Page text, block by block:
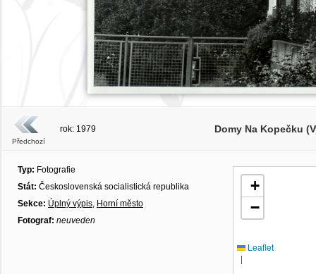
Předchozí
rok: 1979 Domy Na Kopečku
Typ: Fotografie
Stát: Československá socialistická republika
Sekce: Úplný výpis, Horní město
Fotograf: neuveden
+
−
Leaflet
|